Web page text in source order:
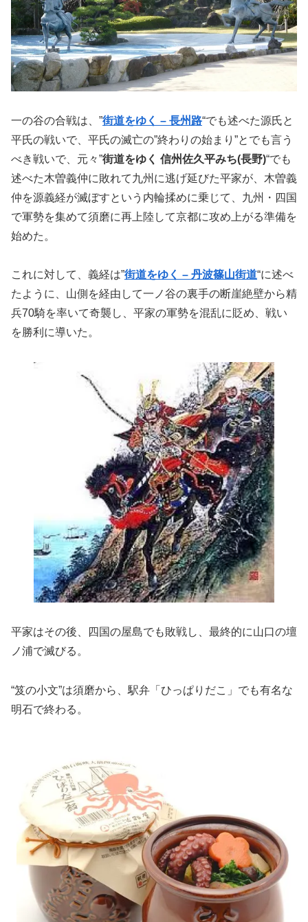
一の谷の合戦は、”街道をゆく – 長州路“でも述べた源氏と
平氏の戦いで、平氏の滅亡の”終わりの始まり”とでも言う
べき戦いで、元々”街道をゆく 信州佐久平みち(長野)“でも
述べた木曽義仲に敗れて九州に逃げ延びた平家が、木曽義
仲を源義経が滅ぼすという内輪揉めに乗じて、九州・四国
で軍勢を集めて須磨に再上陸して京都に攻め上がる準備を
始めた。
これに対して、義経は”街道をゆく – 丹波篠山街道“に述べ
たように、山側を経由して一ノ谷の裏手の断崖絶壁から精
兵70騎を率いて奇襲し、平家の軍勢を混乱に貶め、戦い
を勝利に導いた。
平家はその後、四国の屋島でも敗戦し、最終的に山口の壇
ノ浦で滅びる。
“笈の小文”は須磨から、駅弁「ひっぱりだこ」でも有名な
明石で終わる。